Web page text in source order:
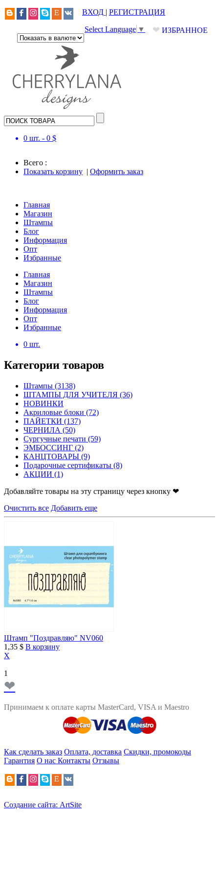
ВХОД | РЕГИСТРАЦИЯ
❤ ИЗБРАННОЕ
Select Language ▼
0 шт. - 0 $
Всего :
Показать корзину | Оформить заказ
Главная
Магазин
Штампы
Блог
Информация
Опт
Избранные
Главная
Магазин
Штампы
Блог
Информация
Опт
Избранные
0 шт.
Категории товаров
Штампы (3138)
ШТАМПЫ ДЛЯ УЧИТЕЛЯ (36)
НОВИНКИ
Акриловые блоки (72)
ПАЙЕТКИ (137)
ЧЕРНИЛА (50)
Сургучные печати (59)
ЭМБОССИНГ (2)
КАНЦТОВАРЫ (9)
Подарочные сертификаты (8)
АКЦИИ (1)
Добавляйте товары на эту страницу через кнопку ❤
Очистить все Добавить еще
Штамп "Поздравляю" NV060
1,35 $ В корзину
X
1
❤
Принимаем к оплате карты MasterCard, VISA и Maestro
Как сделать заказ Оплата, доставка Скидки, промокоды
Гарантия О нас Контакты Отзывы
Создание сайта: ArtSite